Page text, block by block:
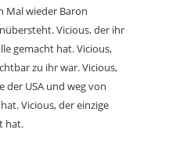
Mal wieder Baron
Vicious, der ihr
gemacht hat. Vicious,
zu ihr war. Vicious,
der USA und weg von
Vicious, der einzige
hat.